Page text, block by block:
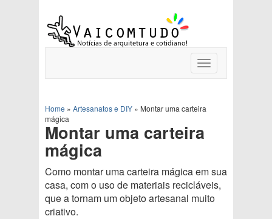
Toggle
navigation
Home » Artesanatos e DIY » Montar uma carteira
mágica
Montar uma carteira
mágica
Como montar uma carteira mágica em sua
casa, com o uso de materiais recicláveis,
que a tornam um objeto artesanal muito
criativo.